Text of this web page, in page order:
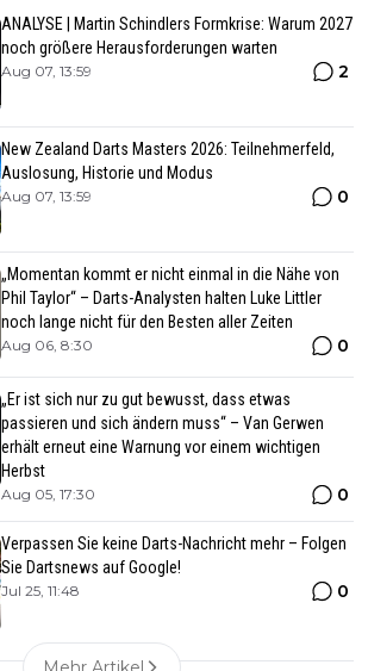
ANALYSE | Martin Schindlers Formkrise: Warum 2027
noch größere Herausforderungen warten
Aug 07, 13:59 2
New Zealand Darts Masters 2026: Teilnehmerfeld,
Auslosung, Historie und Modus
Aug 07, 13:59 0
„Momentan kommt er nicht einmal in die Nähe von
Phil Taylor“ – Darts-Analysten halten Luke Littler
noch lange nicht für den Besten aller Zeiten
Aug 06, 8:30 0
„Er ist sich nur zu gut bewusst, dass etwas
passieren und sich ändern muss“ – Van Gerwen
erhält erneut eine Warnung vor einem wichtigen
Herbst
Aug 05, 17:30 0
Verpassen Sie keine Darts-Nachricht mehr – Folgen
Sie Dartsnews auf Google!
Jul 25, 11:48 0